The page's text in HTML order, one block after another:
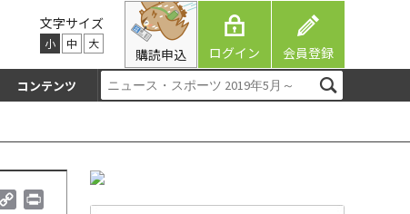
文字サイズ
小 中 大
購読申込 ログイン 会員登録
コンテンツ